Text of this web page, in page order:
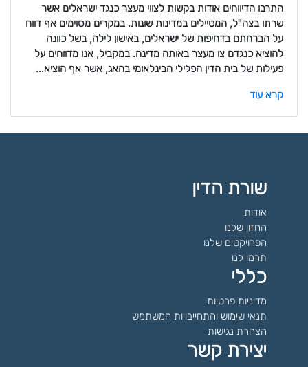
התרבו הדיווחים אודות בקשות לצווי מעצר כנגד ישראלים אשר
שרתו בצה"ל, המטיילים במדינות שונות. במקרים מסוימים אף דווח
על הברחתם בדחיפות של ישראלים, באישון לילה, בשל כוונה
להוציא כנגדם צו מעצר באותה מדינה. במקביל, אנו מדווחים על
פעילות של בית הדין הפלילי הבינלאומי בהאג, אשר אף הוציא...
קרא עוד
שורת הדין
אודות
החזון שלנו
הפרויקטים שלנו
תרמו לנו
כללי
מדיניות פרטיות
תנאי שימוש והתחייבויות המשתמש
הצהרת נגישות
יצירת קשר